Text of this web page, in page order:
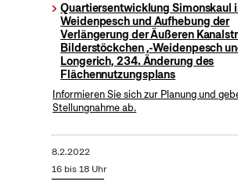
Quartiersentwicklung Simonskaul
Weidenpesch und Aufhebung der
Verlängerung der Äußeren
Bilderstöckchen ,-Weidenpesch
Longerich, 234. Änderung des
Flächennutzungsplans
Informieren Sie sich zur Planung und
Stellungnahme ab.
8.2.2022
16 bis 18 Uhr